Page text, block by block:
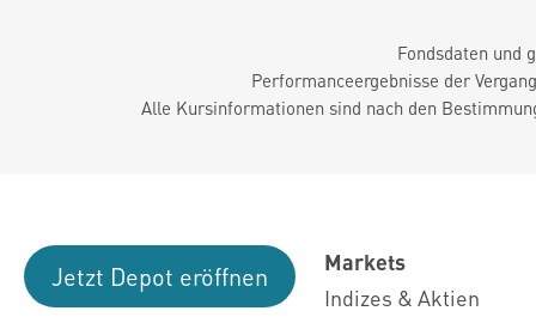
Fondsdaten und
Performanceergebnisse der
Alle Kursinformationen sind nach den
Jetzt Depot eröffnen
Markets
Indizes & Aktien